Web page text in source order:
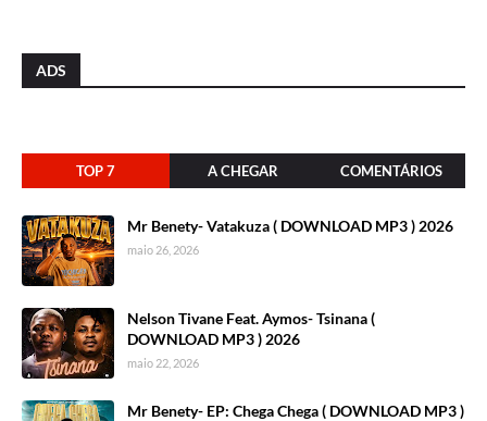
ADS
TOP 7 A CHEGAR COMENTÁRIOS
Mr Benety- Vatakuza ( DOWNLOAD MP3 ) 2026
maio 26, 2026
Nelson Tivane Feat. Aymos- Tsinana (
DOWNLOAD MP3 ) 2026
maio 22, 2026
Mr Benety- EP: Chega Chega ( DOWNLOAD MP3 )